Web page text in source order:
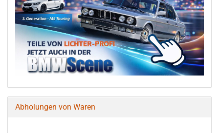
Abholungen von Waren